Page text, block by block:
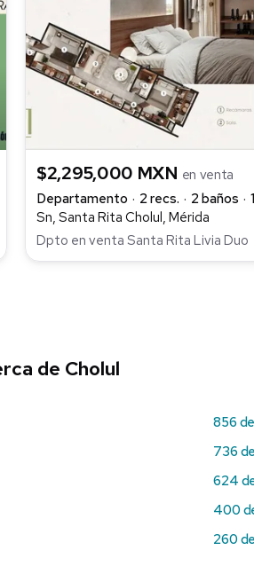
$2,295,000 MXN en venta
Departamento
2 recs. 2 baños
Sn, Santa Rita Cholul, Mérida
Dpto en venta Santa Rita Livia Duo
de Cholul
856
736
624
400
260